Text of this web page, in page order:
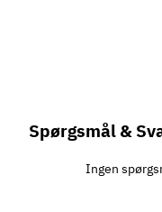
Spørgsmål &
Ingen